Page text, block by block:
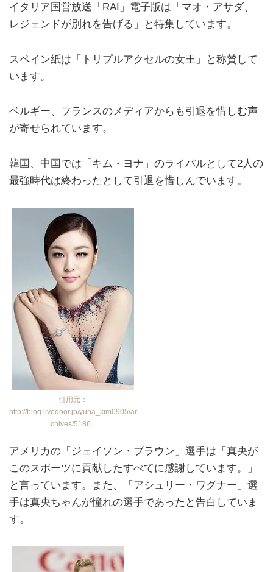
イタリア国営放送「RAI」電子版は「マオ・アサダ、
レジェンドが別れを告げる」と特集しています。
スペイン紙は「トリプルアクセルの女王」と称賛して
います。
ベルギー、フランスのメディアからも引退を惜しむ声
が寄せられています。
韓国、中国では「キム・ヨナ」のライバルとして2人の
最強時代は終わったとして引退を惜しんでいます。
引用元：
http://blog.livedoor.jp/yuna_kim0905/ar
chives/5186...
アメリカの「ジェイソン・ブラウン」選手は「真央が
このスポーツに貢献したすべてに感謝しています。」
と言っています。また、「アシュリー・ワグナー」選
手は真央ちゃんが憧れの選手であったと告白していま
す。